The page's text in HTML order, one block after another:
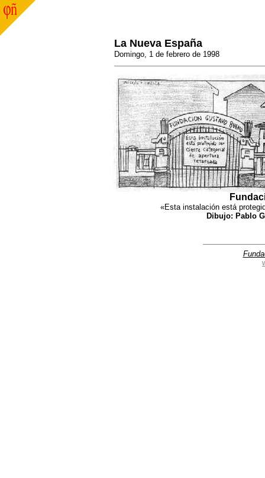
La Nueva España
Domingo, 1 de febrero de 1998
«Esta instalación está
Dibujo: Pablo